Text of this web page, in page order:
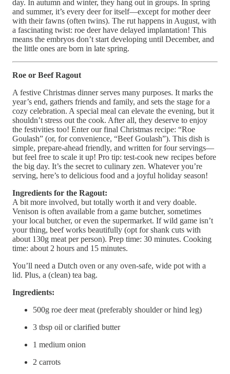
day. In autumn and winter, they hang out in groups. In spring
and summer, it’s every deer for itself—except for mother deer
with their fawns (often twins). The rut happens in August, with
a fascinating twist: roe deer have delayed implantation! This
means the embryos don’t start developing until December, and
the little ones are born in late spring.
Roe or Beef Ragout
A festive Christmas dinner serves many purposes. It marks the
year’s end, gathers friends and family, and sets the stage for a
cozy celebration. A special meal can elevate the evening, but it
shouldn’t stress out the cook. After all, they deserve to enjoy
the festivities too! Enter our final Christmas recipe: “Roe
Goulash” (or, for convenience, “Beef Goulash”). This dish is
simple, prepare-ahead friendly, and written for four servings—
but feel free to scale it up! Pro tip: test-cook new recipes before
the big day. It’s the secret to culinary zen. Whatever you’re
serving, here’s to delicious food and a joyful holiday season!
Ingredients for the Ragout:
A bit more involved, but totally worth it and very doable.
Venison is often available from a game butcher, sometimes
your local butcher, or even the supermarket. If wild game isn’t
your thing, beef works beautifully (opt for shank cuts with
about 130g meat per person). Prep time: 30 minutes. Cooking
time: about 2 hours and 15 minutes.
You’ll need a Dutch oven or any oven-safe, wide pot with a
lid. Plus, a (clean) tea bag.
Ingredients:
500g roe deer meat (preferably shoulder or hind leg)
3 tbsp oil or clarified butter
1 medium onion
2 carrots